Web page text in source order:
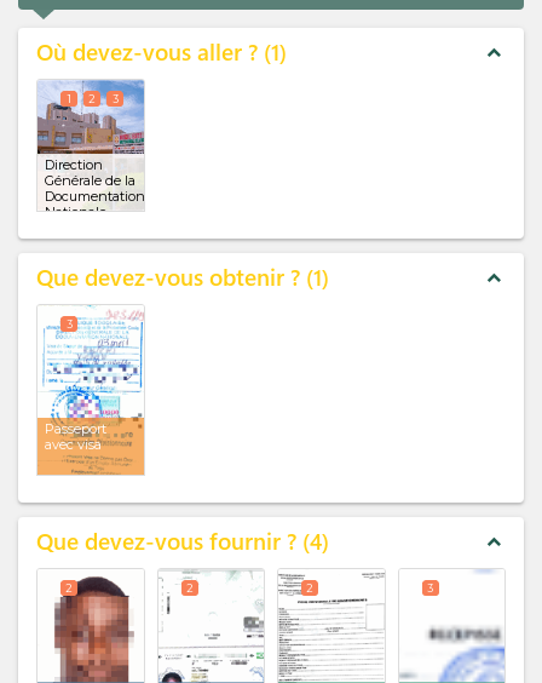
Où devez-vous aller ? 1 expand_less
Direction
Générale de la
Documentation
Nationale
1 2 3
Que devez-vous obtenir ? 1 expand_less
Passeport
avec visa
3
Que devez-vous fournir ? 4 expand_less
2 2 2 3